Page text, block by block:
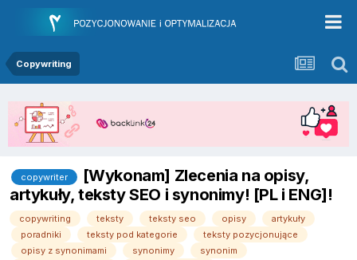
Copywriting
copywriter
[Wykonam] Zlecenia na opisy,
artykuły, teksty SEO i synonimy! [PL i ENG]!
copywriting teksty teksty seo opisy
artykuły
poradniki
teksty pod kategorie
teksty pozycjonujące
opisy z synonimami
synonimy
synonim